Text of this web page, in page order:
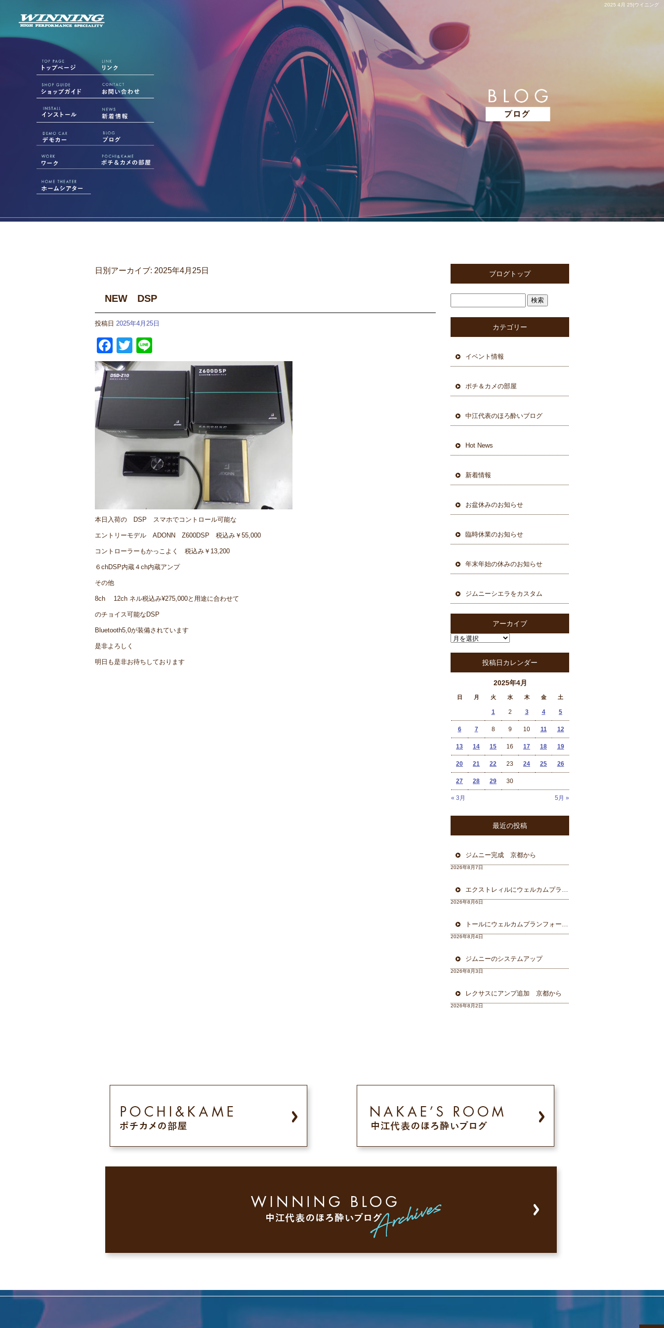
2025 4月 25|ウイニング
日別アーカイブ: 2025年4月25日
NEW DSP
投稿日 2025年4月25日
Facebook
Twitter
本日入荷の DSP スマホでコントロール可能な
エントリーモデル ADONN Z600DSP 税込み￥55,000
コントローラーもかっこよく 税込み￥13,200
６chDSP内蔵４ch内蔵アンプ
その他
8ch 12ch ネル税込み¥275,000と用途に合わせて
のチョイス可能なDSP
Bluetooth5,0が装備されています
是非よろしく
明日も是非お待ちしております
ブログトップ
カテゴリー
イベント情報
ポチ＆カメの部屋
中江代表のほろ酔いブログ
Hot News
新着情報
お盆休みのお知らせ
臨時休業のお知らせ
年末年始の休みのお知らせ
ジムニーシエラをカスタム
アーカイブ
投稿日カレンダー
2025年4月
日 月 火 水 木 金 土
« 3月 5月 »
1 2 3 4 5
6 7 8 9 10 11 12
13 14 15 16 17 18 19
20 21 22 23 24 25 26
27 28 29 30
最近の投稿
ジムニー完成 京都から
2026年8月7日
エクストレィルにウェルカムプラン フォーカル三重県から
2026年8月6日
トールにウェルカムプランフォーカルスピーカー＆ウーハー
2026年8月4日
ジムニーのシステムアップ
2026年8月3日
レクサスにアンプ追加 京都から
2026年8月2日